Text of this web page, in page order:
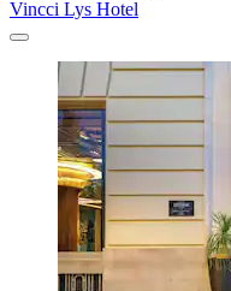
Vincci Lys Hotel